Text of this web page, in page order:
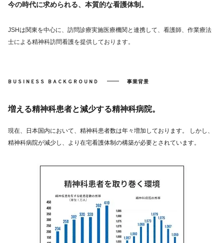
今の時代に求められる、本質的な看護体制。
JSHは関東を中心に、訪問診療実施医療機関と連携して、看護師、作業療法
士による精神科訪問看護を提供しております。
BUSINESS BACKGROUND 事業背景
増える精神科患者と減少する精神科病院。
現在、日本国内において、精神科患者数は年々増加しております。
しかし、
精神科病院が減少し、より在宅看護体制の構築が必要とされています。